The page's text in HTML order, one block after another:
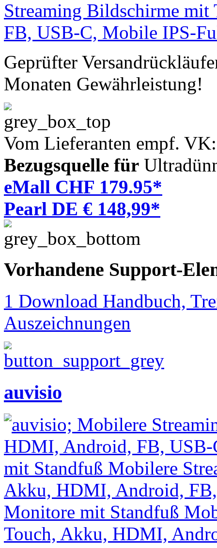
Geprüfter
Monaten Gewährleistung!
Vom Lieferanten empf.
Bezugsquelle für
eMall CHF 179.95*
Pearl DE € 148,99*
Vorhandene Support-
1 Download Handbuch,
Auszeichnungen
auvisio